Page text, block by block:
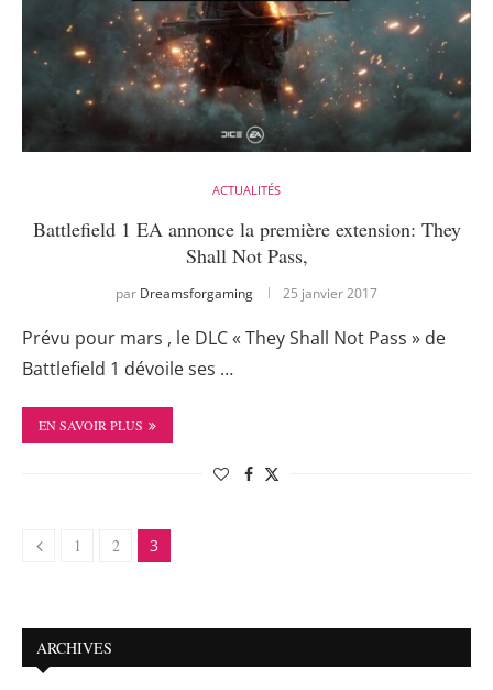
ACTUALITÉS
Battlefield 1 EA annonce la première extension: They
Shall Not Pass,
par Dreamsforgaming 25 janvier 2017
Prévu pour mars , le DLC « They Shall Not Pass » de
Battlefield 1 dévoile ses …
EN SAVOIR PLUS
1 2 3
ARCHIVES